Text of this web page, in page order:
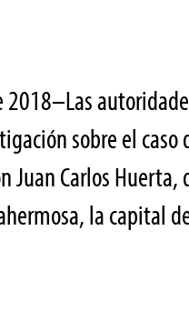
sobre el caso
Juan Carlos Huerta,
la capital